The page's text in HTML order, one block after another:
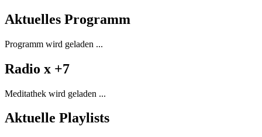
Aktuelles Programm
Programm wird geladen ...
Radio x +7
Meditathek wird geladen ...
Aktuelle Playlists